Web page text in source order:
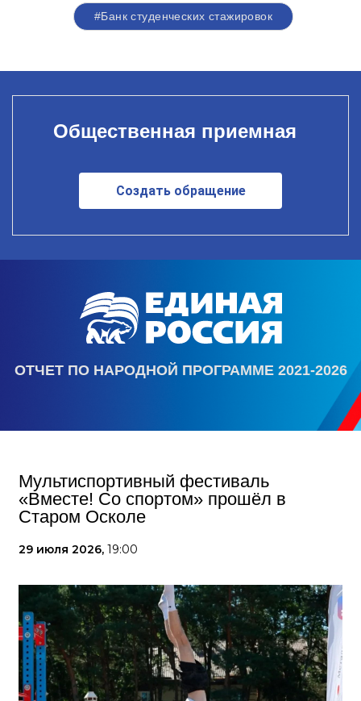
#Банк студенческих стажировок
Общественная приемная
Создать обращение
ОТЧЕТ ПО НАРОДНОЙ ПРОГРАММЕ 2021-2026
Мультиспортивный фестиваль
«Вместе! Со спортом» прошёл в
Старом Осколе
29 июля 2026, 19:00